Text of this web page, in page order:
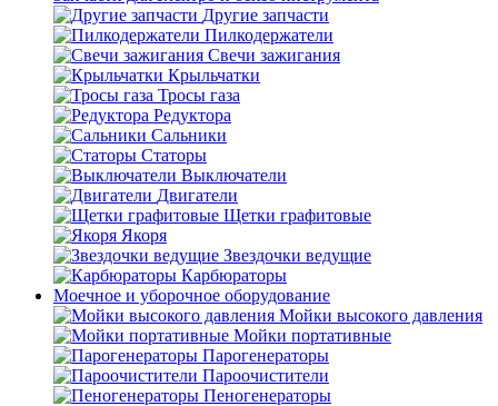
Другие запчасти
Пилкодержатели
Свечи зажигания
Крыльчатки
Тросы газа
Редуктора
Сальники
Статоры
Выключатели
Двигатели
Щетки графитовые
Якоря
Звездочки ведущие
Карбюраторы
Моечное и уборочное оборудование
Мойки высокого давления
Мойки портативные
Парогенераторы
Пароочистители
Пеногенераторы